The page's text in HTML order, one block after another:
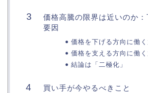
価格高騰の限界は近いのか：
要因
価格を下げる方向に働く
価格を支える方向に働く
結論は「二極化」
買い手が今やるべきこと